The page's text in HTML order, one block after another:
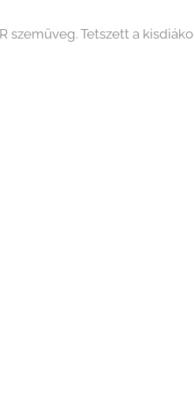
szemüveg. Tetszett a